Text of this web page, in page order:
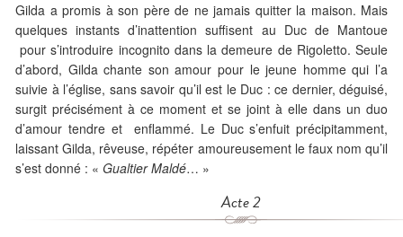
Gilda a promis à son père de ne jamais quitter la maison. Mais
quelques instants d’inattention suffisent au Duc de Mantoue
pour s’introduire incognito dans la demeure de Rigoletto. Seule
d’abord, Gilda chante son amour pour le jeune homme qui l’a
suivie à l’église, sans savoir qu’il est le Duc : ce dernier, déguisé,
surgit précisément à ce moment et se joint à elle dans un duo
d’amour tendre et enflammé. Le Duc s’enfuit précipitamment,
laissant Gilda, rêveuse, répéter amoureusement le faux nom qu’il
s’est donné : « Gualtier Maldé… »
Acte 2